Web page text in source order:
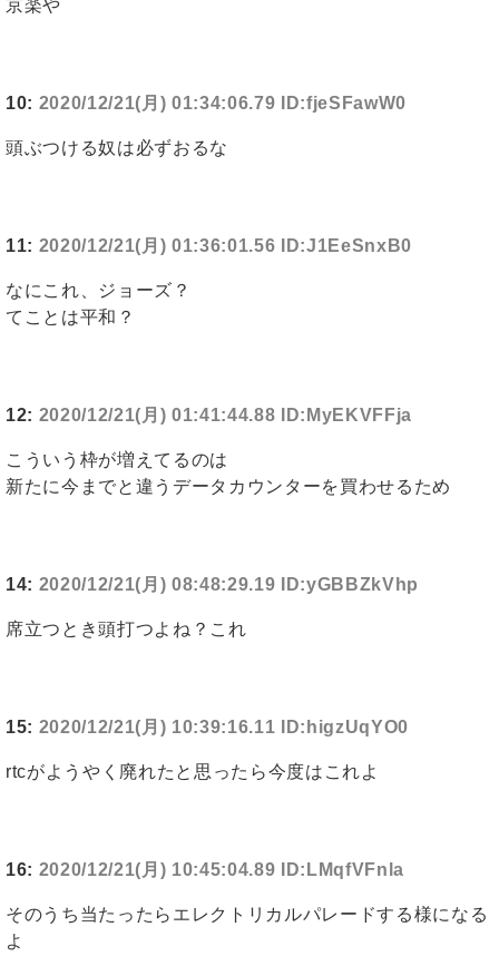
京楽や
10: 2020/12/21(月) 01:34:06.79 ID:fjeSFawW0
頭ぶつける奴は必ずおるな
11: 2020/12/21(月) 01:36:01.56 ID:J1EeSnxB0
なにこれ、ジョーズ？
てことは平和？
12: 2020/12/21(月) 01:41:44.88 ID:MyEKVFFja
こういう枠が増えてるのは
新たに今までと違うデータカウンターを買わせるため
14: 2020/12/21(月) 08:48:29.19 ID:yGBBZkVhp
席立つとき頭打つよね？これ
15: 2020/12/21(月) 10:39:16.11 ID:higzUqYO0
rtcがようやく廃れたと思ったら今度はこれよ
16: 2020/12/21(月) 10:45:04.89 ID:LMqfVFnla
そのうち当たったらエレクトリカルパレードする様になる
よ